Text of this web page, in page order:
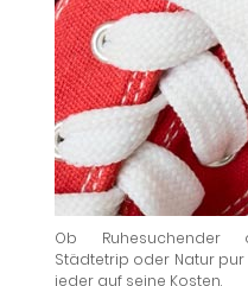
Ob Ruhesuchender
Städtetrip oder Natur
jeder auf seine Kosten.